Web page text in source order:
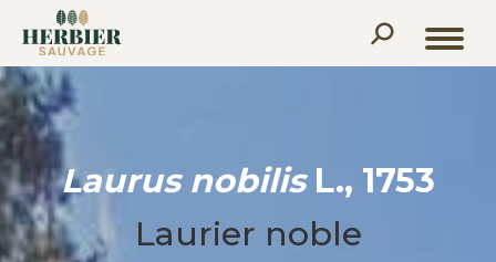
Recherche
:
Laurus nobilisL., 1753
Laurier noble